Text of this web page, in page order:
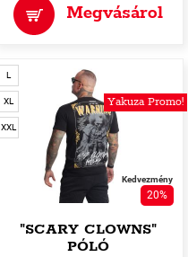
Megvásárol
Yakuza Promo!
L
XL
XXL
Kedvezmény
20%
"SCARY CLOWNS"
PÓLÓ